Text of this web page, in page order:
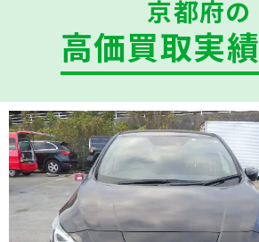
京都府の
高価買取実績